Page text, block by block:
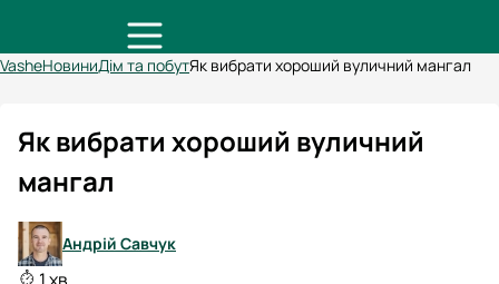
VasheНовиниДім та побутЯк вибрати хороший вуличний мангал
Як вибрати хороший вуличний
мангал
Андрій Савчук
1 хв